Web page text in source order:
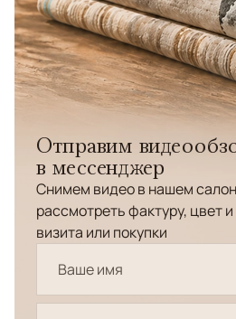
Отправим
в мессенджер
Снимем видео в нашем
рассмотреть фактуру, цвет
визита или покупки